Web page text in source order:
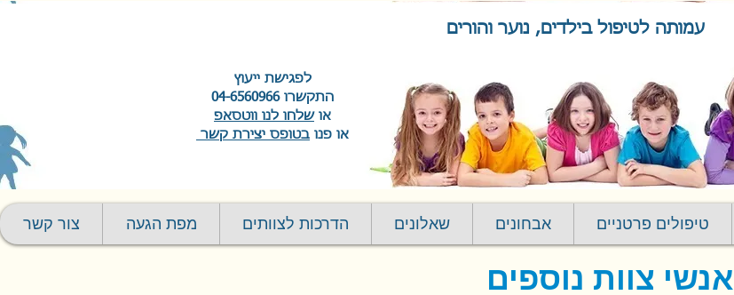
עמותה לטיפול בילדים, נוער והורים
לפגישת ייעוץ
התקשרו04-6560966
אושלחו לנו ווטסאפ
או פנו בטופס יצירת קשר
צור קשר מפת הגעה הדרכות לצוותים שאלונים אבחונים טיפולים פרטניים
אנשי צוות נוספים